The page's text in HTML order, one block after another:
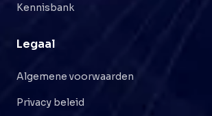
Kennisbank
Legaal
Algemene voorwaarden
Privacy beleid